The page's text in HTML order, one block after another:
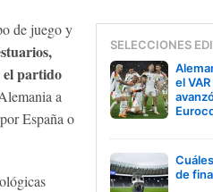
SELECCIONES
el
de
de juego y
partido
a
España o